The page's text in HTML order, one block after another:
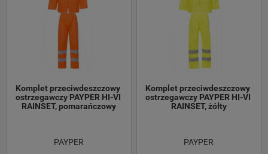
Komplet przeciwdeszczowy
ostrzegawczy PAYPER HI-VI
RAINSET, pomarańczowy
PAYPER
Komplet przeciwdeszczowy
ostrzegawczy PAYPER HI-VI
RAINSET, żółty
PAYPER